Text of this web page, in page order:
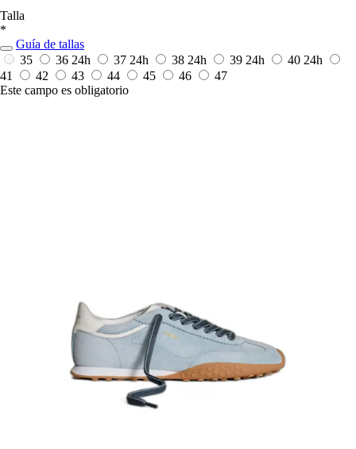
Talla
*
Guía de tallas
35
36 24h 37 24h 38 24h 39 24h 40 24h
41
42 43 44 45 46
47
Este campo es obligatorio